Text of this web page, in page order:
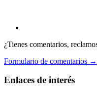
¿Tienes comentarios,
Formulario de comentarios →
Enlaces de interés